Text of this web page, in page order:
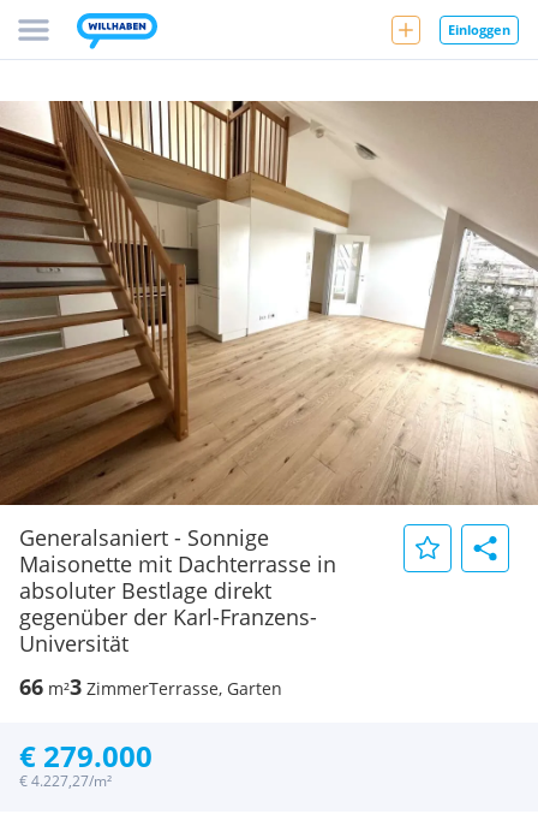
Einloggen
Generalsaniert - Sonnige
Maisonette mit Dachterrasse in
absoluter Bestlage direkt
gegenüber der Karl-Franzens-
Universität
66 m²3 ZimmerTerrasse, Garten
€ 279.000
€ 4.227,27/m²